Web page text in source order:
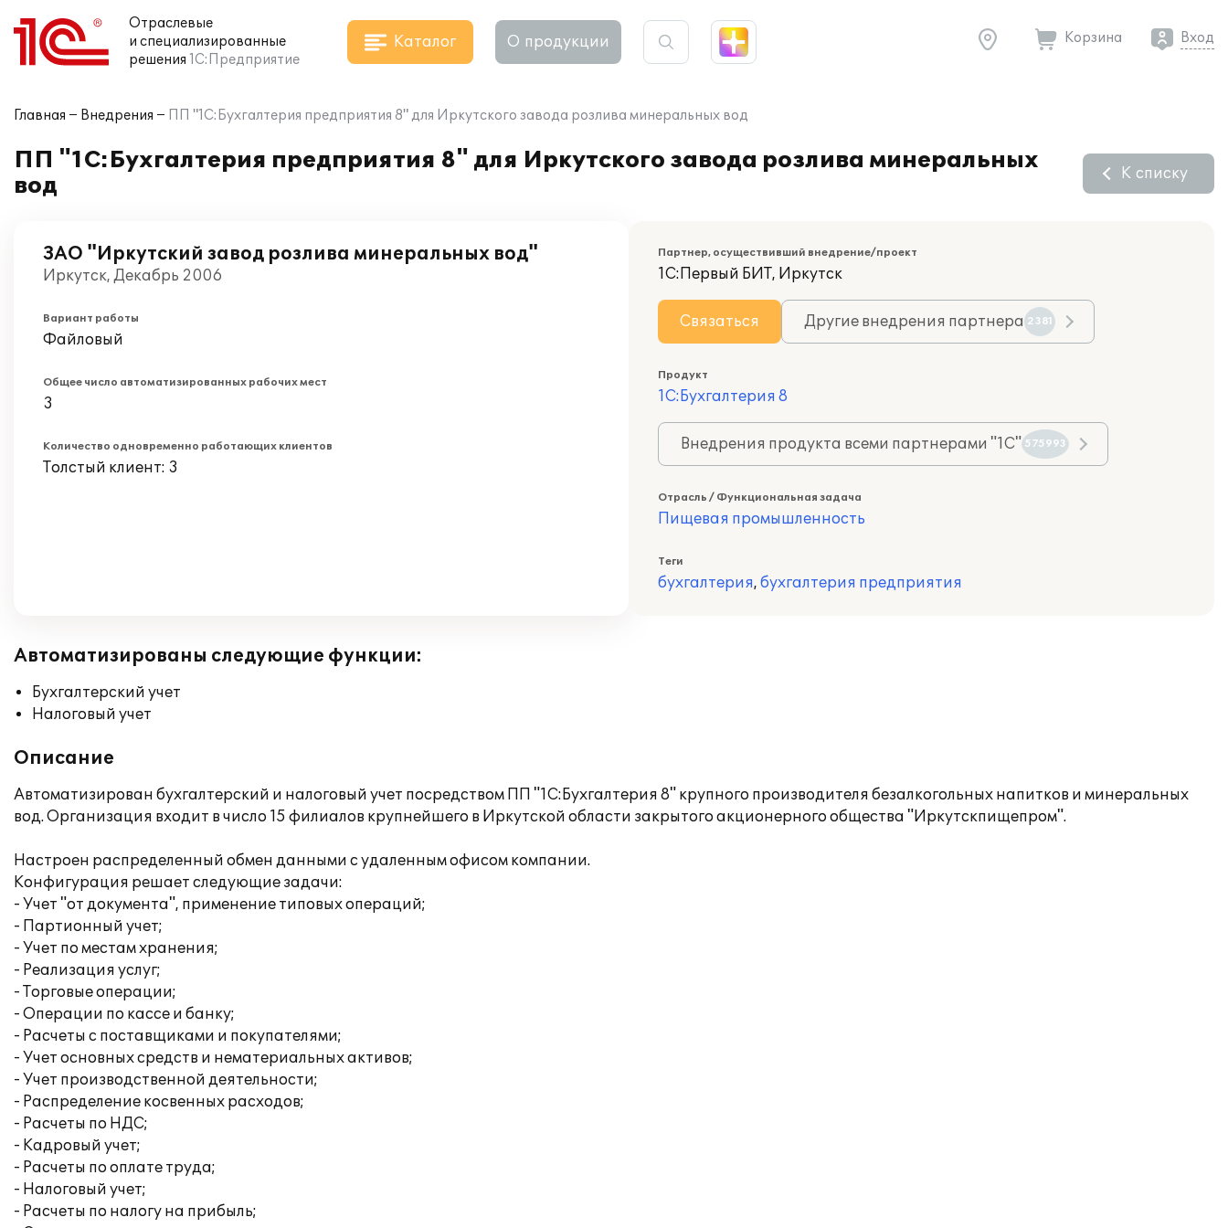
Отраслевые
и специализированные
решения 1С:Предприятие
Каталог О продукции Корзина Вход
Главная Внедрения ПП "1С:Бухгалтерия предприятия 8" для Иркутского завода розлива минеральных вод
ПП "1С:Бухгалтерия предприятия 8" для Иркутского завода розлива минеральных
вод
К списку
ЗАО "Иркутский завод розлива минеральных вод"
Иркутск, Декабрь 2006
Вариант работы
Файловый
Общее число автоматизированных рабочих мест
3
Количество одновременно работающих клиентов
Толстый клиент: 3
Партнер, осуществивший внедрение/проект
1С:Первый БИТ, Иркутск
Связаться Другие внедрения партнера 2381
Продукт
1С:Бухгалтерия 8
Внедрения продукта всеми партнерами "1С" 575993
Отрасль / Функциональная задача
Пищевая промышленность
Теги
бухгалтерия, бухгалтерия предприятия
Автоматизированы следующие функции:
Бухгалтерский учет
Налоговый учет
Описание
Автоматизирован бухгалтерский и налоговый учет посредством ПП "1С:Бухгалтерия 8" крупного производителя безалкогольных напитков и минеральных
вод. Организация входит в число 15 филиалов крупнейшего в Иркутской области закрытого акционерного общества "Иркутскпищепром".
Настроен распределенный обмен данными с удаленным офисом компании.
Конфигурация решает следующие задачи:
- Учет "от документа", применение типовых операций;
- Партионный учет;
- Учет по местам хранения;
- Реализация услуг;
- Торговые операции;
- Операции по кассе и банку;
- Расчеты с поставщиками и покупателями;
- Учет основных средств и нематериальных активов;
- Учет производственной деятельности;
- Распределение косвенных расходов;
- Расчеты по НДС;
- Кадровый учет;
- Расчеты по оплате труда;
- Налоговый учет;
- Расчеты по налогу на прибыль;